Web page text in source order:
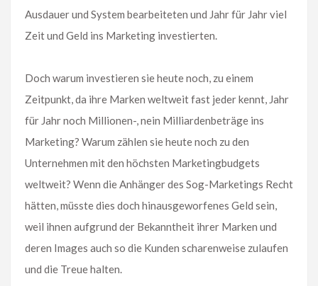
Ausdauer und System bearbeiteten und Jahr für Jahr viel
Zeit und Geld ins Marketing investierten.
Doch warum investieren sie heute noch, zu einem
Zeitpunkt, da ihre Marken weltweit fast jeder kennt, Jahr
für Jahr noch Millionen-, nein Milliardenbeträge ins
Marketing? Warum zählen sie heute noch zu den
Unternehmen mit den höchsten Marketingbudgets
weltweit? Wenn die Anhänger des Sog-Marketings Recht
hätten, müsste dies doch hinausgeworfenes Geld sein,
weil ihnen aufgrund der Bekanntheit ihrer Marken und
deren Images auch so die Kunden scharenweise zulaufen
und die Treue halten.